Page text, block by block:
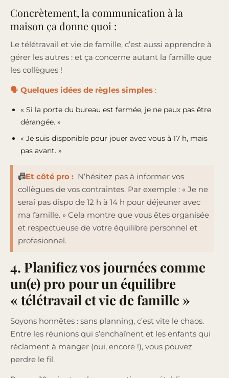
Concrètement, la communication à la
maison ça donne quoi :
Le télétravail et vie de famille, c’est aussi apprendre à
gérer les autres : et ça concerne autant la famille que
les collègues !
🗣️ Quelques idées de règles simples :
« Si la porte du bureau est fermée, je ne peux pas être
dérangée. »
« Je suis disponible pour jouer avec vous à 17 h, mais
pas avant. »
📠Et côté pro : N’hésitez pas à informer vos
collègues de vos contraintes. Par exemple : « Je ne
serai pas dispo de 12 h à 14 h pour déjeuner avec
ma famille. » Cela montre que vous êtes organisée
et respectueuse de votre équilibre personnel et
profesionnel.
4. Planifiez vos journées comme
un(e) pro pour un équilibre
« télétravail et vie de famille »
Soyons honnêtes : sans planning, c’est vite le chaos.
Entre les réunions qui s’enchaînent et les enfants qui
réclament à manger (oui, encore !), vous pouvez
perdre le fil.